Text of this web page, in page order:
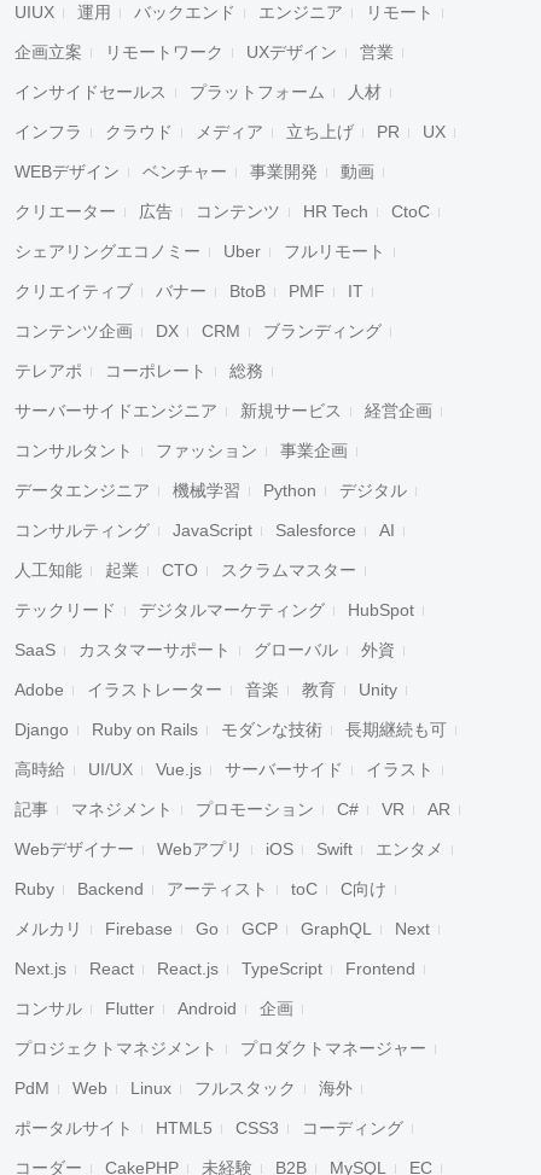
UIUX 運用 バックエンド エンジニア リモート
企画立案 リモートワーク UXデザイン 営業
インサイドセールス プラットフォーム 人材
インフラ クラウド メディア 立ち上げ PR UX
WEBデザイン ベンチャー 事業開発 動画
クリエーター 広告 コンテンツ HR Tech CtoC
シェアリングエコノミー Uber フルリモート
クリエイティブ バナー BtoB PMF IT
コンテンツ企画 DX CRM ブランディング
テレアポ コーポレート 総務
サーバーサイドエンジニア 新規サービス 経営企画
コンサルタント ファッション 事業企画
データエンジニア 機械学習 Python デジタル
コンサルティング JavaScript Salesforce AI
人工知能 起業 CTO スクラムマスター
テックリード デジタルマーケティング HubSpot
SaaS カスタマーサポート グローバル 外資
Adobe イラストレーター 音楽 教育 Unity
Django Ruby on Rails モダンな技術 長期継続も可
高時給 UI/UX Vue.js サーバーサイド イラスト
記事 マネジメント プロモーション C# VR AR
Webデザイナー Webアプリ iOS Swift エンタメ
Ruby Backend アーティスト toC C向け
メルカリ Firebase Go GCP GraphQL Next
Next.js React React.js TypeScript Frontend
コンサル Flutter Android 企画
プロジェクトマネジメント プロダクトマネージャー
PdM Web Linux フルスタック 海外
ポータルサイト HTML5 CSS3 コーディング
コーダー CakePHP 未経験 B2B MySQL EC